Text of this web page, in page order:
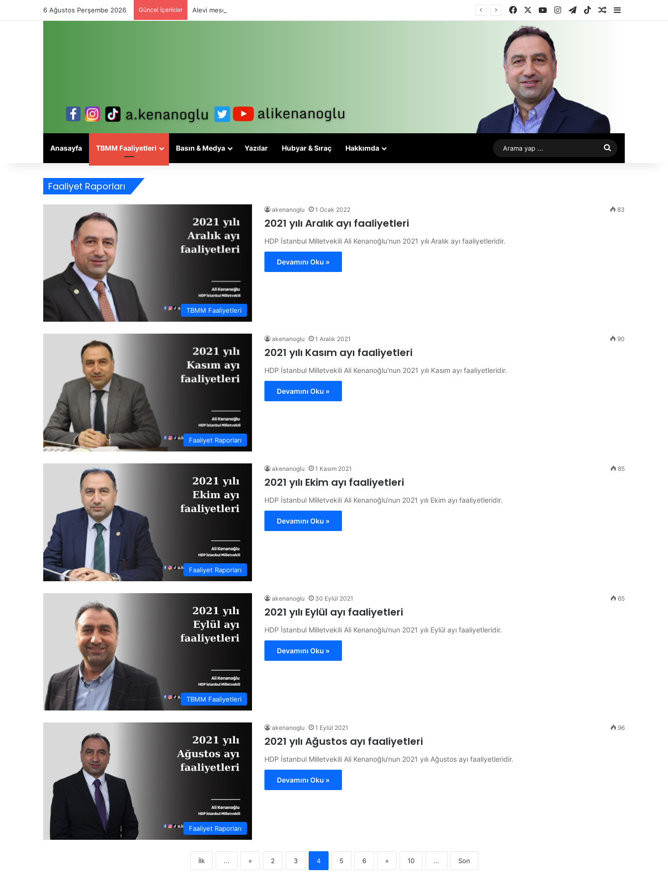
6 Ağustos Perşembe 2026 Güncel İçerikler Alevi meselesi 3-5 valiyle çözülmez, bu bir eşit yurttaşlık sorunudur! FacebookYouTubeInstagram
TelegramTikTokRastgele Makale
Kenar
Anasayfa TBMM Faaliyetleri Basın & Medya Yazılar Hubyar & Sıraç Hakkımda
Arama
yap
Faaliyet Raporları
TBMM Faaliyetleri
akenanoglu 1 Ocak 2022 83
2021 yılı Aralık ayı faaliyetleri
HDP İstanbul Milletvekili Ali Kenanoğlu'nun 2021 yılı Aralık ayı faaliyetleridir.
Devamını Oku »
Faaliyet Raporları
akenanoglu 1 Aralık 2021 90
2021 yılı Kasım ayı faaliyetleri
HDP İstanbul Milletvekili Ali Kenanoğlu'nun 2021 yılı Kasım ayı faaliyetleridir.
Devamını Oku »
Faaliyet Raporları
akenanoglu 1 Kasım 2021 85
2021 yılı Ekim ayı faaliyetleri
HDP İstanbul Milletvekili Ali Kenanoğlu‘nun 2021 yılı Ekim ayı faaliyetleridir.
Devamını Oku »
TBMM Faaliyetleri
akenanoglu 30 Eylül 2021 65
2021 yılı Eylül ayı faaliyetleri
HDP İstanbul Milletvekili Ali Kenanoğlu‘nun 2021 yılı Eylül ayı faaliyetleridir.
Devamını Oku »
Faaliyet Raporları
akenanoglu 1 Eylül 2021 96
2021 yılı Ağustos ayı faaliyetleri
HDP İstanbul Milletvekili Ali Kenanoğlu‘nun 2021 yılı Ağustos ayı faaliyetleridir.
Devamını Oku »
İlk ... « 2 3 4 5 6 » 10 ... Son